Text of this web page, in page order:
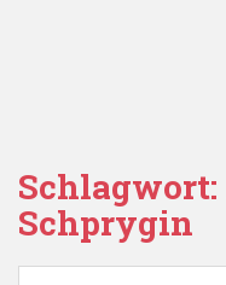
Schlagwort:
Schprygin